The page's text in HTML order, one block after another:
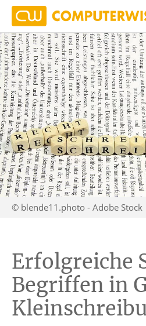
© blende11.photo - Adobe Stock
Erfolgreiche
Begriffen in